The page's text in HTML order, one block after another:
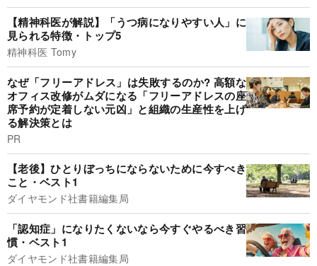
【精神科医が解説】「うつ病になりやすい人」に
見られる特徴・トップ5
精神科医 Tomy
なぜ「フリーアドレス」は失敗するのか? 高額な
オフィス改修がムダになる「フリーアドレスの座
席予約が定着しない元凶」と組織の生産性を上げ
る解決策とは
PR
【老後】ひとりぼっちにならないために今すべき
こと・ベスト1
ダイヤモンド社書籍編集局
「認知症」になりたくないなら今すぐやるべき習
慣・ベスト1
ダイヤモンド社書籍編集局